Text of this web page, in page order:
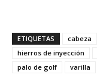
ETIQUETAS cabeza
hierros de inyección
palo de golf
varilla